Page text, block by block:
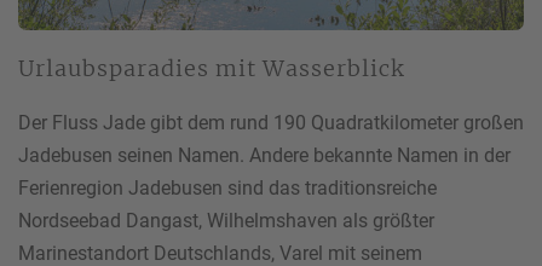
Urlaubsparadies mit Wasserblick
Der Fluss Jade gibt dem rund 190 Quadratkilometer großen
Jadebusen seinen Namen. Andere bekannte Namen in der
Ferienregion Jadebusen sind das traditionsreiche
Nordseebad Dangast, Wilhelmshaven als größter
Marinestandort Deutschlands, Varel mit seinem